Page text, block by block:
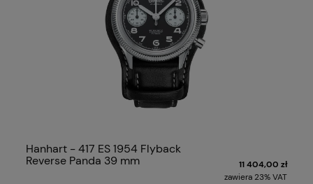
Hanhart - 417 ES 1954 Flyback
Reverse Panda 39 mm
11 404,00 zł
zawiera 23% VAT